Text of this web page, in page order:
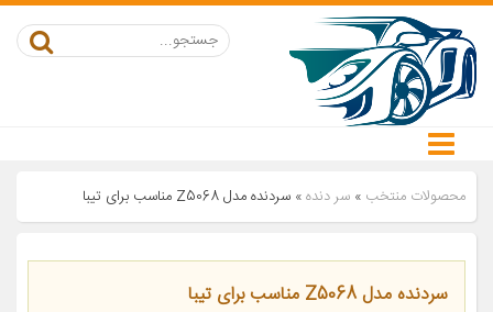
محصولات منتخب » سر دنده» سردنده مدل Z5068 مناسب برای تیبا
سردنده مدل Z5068 مناسب برای تیبا